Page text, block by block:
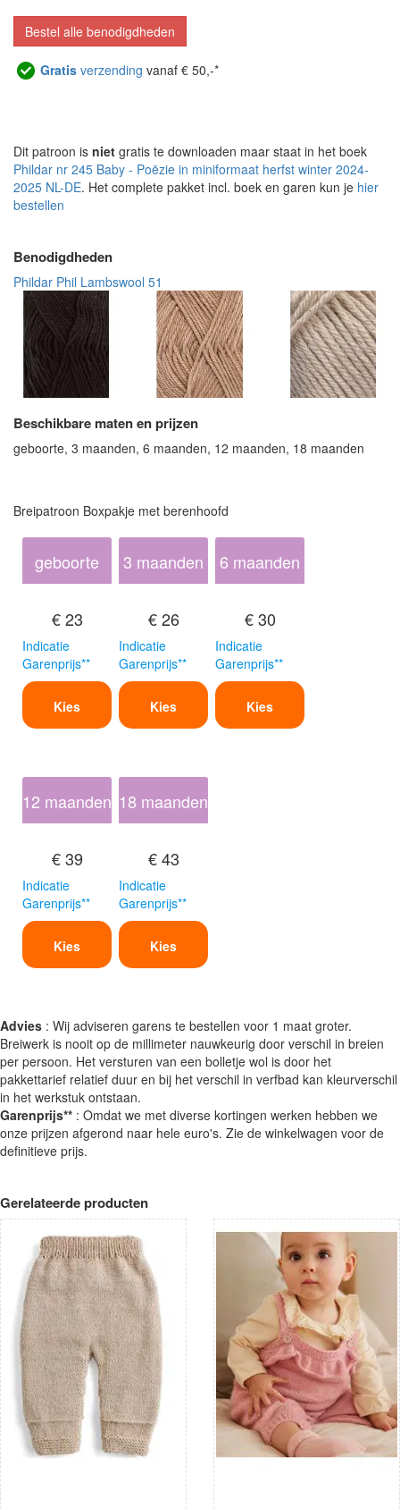
Bestel alle benodigdheden
Gratis verzending vanaf € 50,-*
Dit patroon is niet gratis te downloaden maar staat in het boek
Phildar nr 245 Baby - Poëzie in miniformaat herfst winter 2024-
2025 NL-DE. Het complete pakket incl. boek en garen kun je hier
bestellen
Benodigdheden
Phildar Phil Lambswool 51
Beschikbare maten en prijzen
geboorte, 3 maanden, 6 maanden, 12 maanden, 18 maanden
Breipatroon Boxpakje met berenhoofd
geboorte
€ 23
Indicatie
Garenprijs**
Kies
3 maanden
€ 26
Indicatie
Garenprijs**
Kies
6 maanden
€ 30
Indicatie
Garenprijs**
Kies
12 maanden
€ 39
Indicatie
Garenprijs**
Kies
18 maanden
€ 43
Indicatie
Garenprijs**
Kies
Advies : Wij adviseren garens te bestellen voor 1 maat groter.
Breiwerk is nooit op de millimeter nauwkeurig door verschil in breien
per persoon. Het versturen van een bolletje wol is door het
pakkettarief relatief duur en bij het verschil in verfbad kan kleurverschil
in het werkstuk ontstaan.
Garenprijs** : Omdat we met diverse kortingen werken hebben we
onze prijzen afgerond naar hele euro's. Zie de winkelwagen voor de
definitieve prijs.
Gerelateerde producten